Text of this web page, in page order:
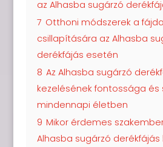
az Alhasba sugárzó
7 Otthoni módszerek a
csillapítására az Alhasba
derékfájás esetén
8 Az Alhasba sugárzó
kezelésének fontossága és
mindennapi életben
9 Mikor érdemes
Alhasba sugárzó derékfájás